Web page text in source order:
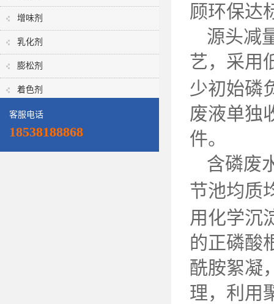
增味剂
乳化剂
膨松剂
着色剂
客服电话
18538188868
顾环保达
源头减
艺，采用
少初始磷
废液单独
件。
含磷废
节池均质
用化学沉
的正磷酸
酰胺絮凝
理，利用